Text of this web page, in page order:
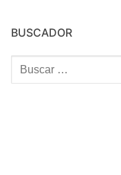
BUSCADOR
Buscar: